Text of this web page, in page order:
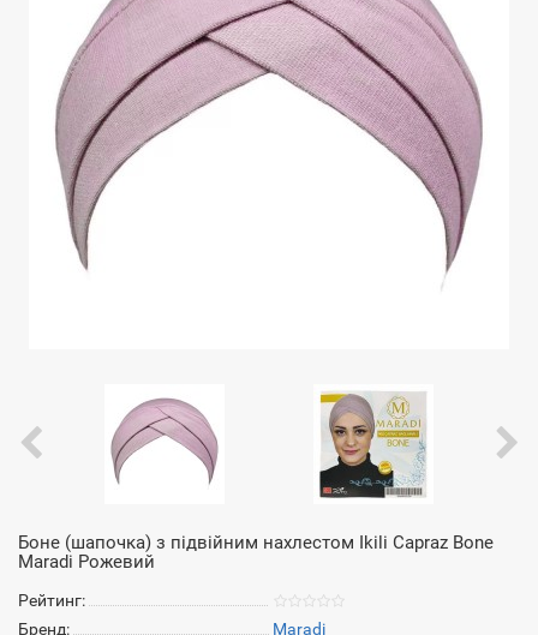
Боне (шапочка) з підвійним нахлестом Ikili Capraz Bone
Maradi Рожевий
Рейтинг:
Бренд:
Maradi